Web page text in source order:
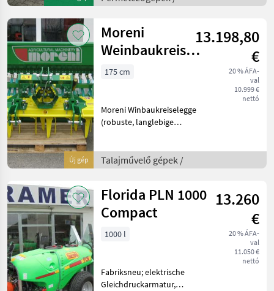
Saugfilter, Druckfilter,
AUS-EIN, 15m Balken mit Pe
Új gép
Moreni
Weinbaukreiselegge
Vitis 1750
13.198,80
€
20 % ÁFA-
val
10.999 €
nettó
175 cm
Moreni Winbaukreiselegge
(robuste, langlebige
Bodenantrieb, Gelenkwelle
mit Überlastsicherung,
Mehrpreis lieferbar!
Talajművelő gépek /
Florida PLN 1000
Compact
13.260
€
20 % ÁFA-
val
11.050 €
nettó
1000 l
Fabriksneu; elektrische
Gleichdruckarmatur,